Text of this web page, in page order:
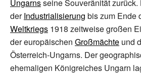
Ungarnsseine Souveränität
derIndustrialisierung bis zum Ende
Weltkriegs 1918 zeitweise großen
der europäischen Großmächte und
Österreich-Ungarns. Der
ehemaligen Königreiches Ungarn